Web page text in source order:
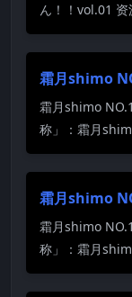
ん！！vol.01
霜月shimo
霜月shimo
称」：霜月
霜月shimo
霜月shimo
称」：霜月